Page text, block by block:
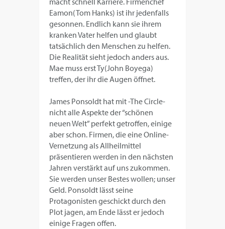
Eamon(Tom Hanks) ist ihr jedenfalls
gesonnen. Endlich kann sie ihrem
kranken Vater helfen und glaubt
tatsächlich den Menschen zu helfen.
Die Realität sieht jedoch anders aus.
Mae muss erst Ty(John Boyega)
treffen, der ihr die Augen öffnet.
James Ponsoldt hat mit -The Circle-
nicht alle Aspekte der “schönen
neuen Welt” perfekt getroffen, einige
aber schon. Firmen, die eine Online-
Vernetzung als Allheilmittel
präsentieren werden in den nächsten
Jahren verstärkt auf uns zukommen.
Sie werden unser Bestes wollen; unser
Geld. Ponsoldt lässt seine
Protagonisten geschickt durch den
Plot jagen, am Ende lässt er jedoch
einige Fragen offen.